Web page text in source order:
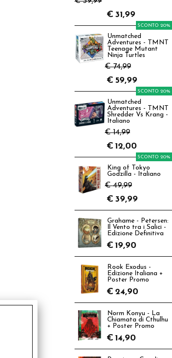
€ 31,99
Unmatched
Adventures - TMNT
Teenage Mutant
Ninja Turtles
€ 74,99
SCONTO 20%
€ 59,99
Unmatched
Adventures - TMNT
Shredder Vs Krang -
Italiano
€ 14,99
SCONTO 20%
€ 12,00
King of Tokyo
Godzilla - Italiano
€ 49,99
SCONTO 20%
€ 39,99
Grahame - Petersen:
Il Vento tra i Salici -
Edizione Definitiva
€ 19,90
Rook Exodus -
Edizione Italiana +
Poster Promo
€ 24,90
Norm Konyu - La
Chiamata di Cthulhu
+ Poster Promo
€ 14,90